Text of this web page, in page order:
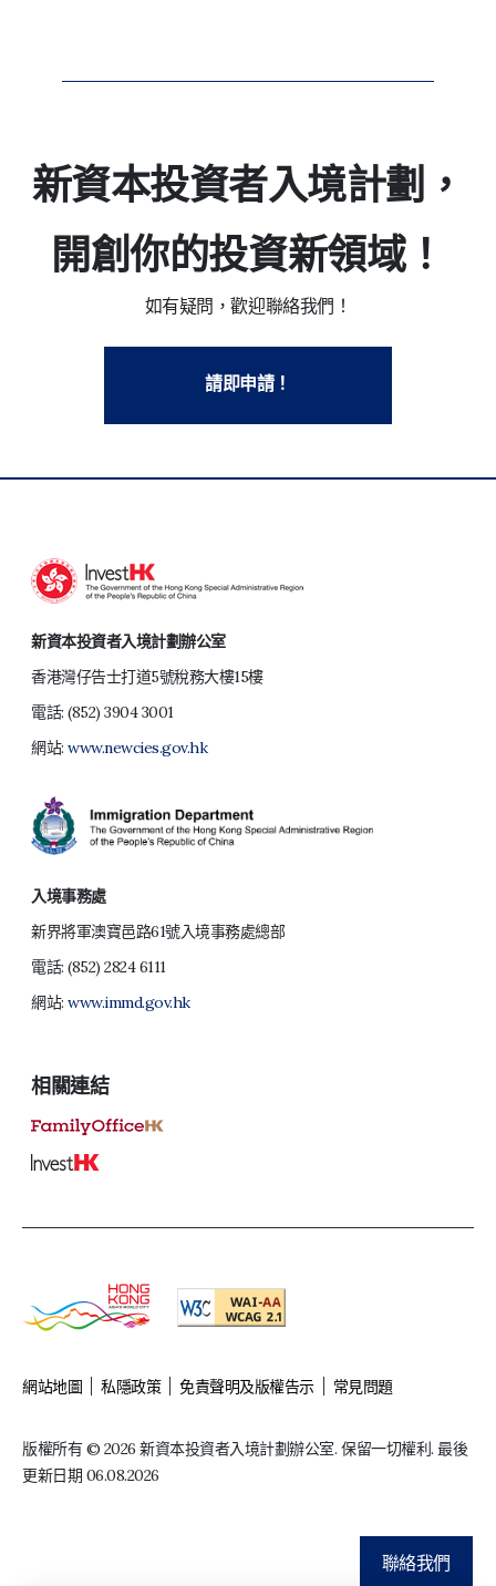
新資本投資者入境計劃，
開創你的投資新領域！
如有疑問，歡迎聯絡我們！
請即申請！
聯絡我們
新資本投資者入境計劃辦公室
香港灣仔告士打道5號稅務大樓15樓
電話:(852) 3904 3001
網站:www.newcies.gov.hk
入境事務處
新界將軍澳寶邑路61號入境事務處總部
電話:(852) 2824 6111
網站:www.immd.gov.hk
相關連結
網站地圖 私隱政策 免責聲明及版權告示 常見問題
版權所有 © 2026 新資本投資者入境計劃辦公室. 保留一切權利. 最後
更新日期 06.08.2026